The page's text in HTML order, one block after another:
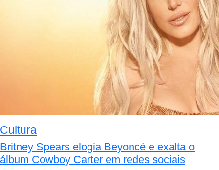
Cultura
Britney Spears elogia Beyoncé e exalta o
álbum Cowboy Carter em redes sociais